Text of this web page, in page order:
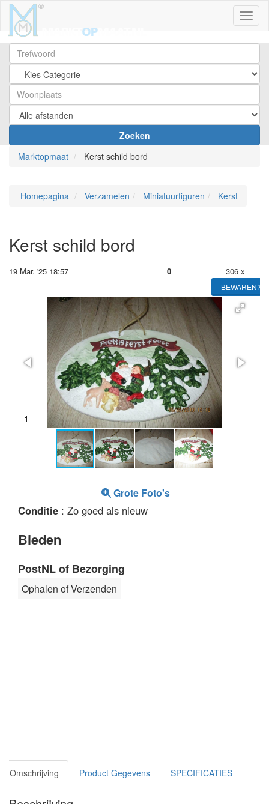
Zoeken
Marktopmaat
Kerst schild bord
Homepagina Verzamelen Miniatuurfiguren Kerst
Kerst schild bord
19 Mar. '25 18:57 0 306 x
BEWAREN?
12
Grote Foto's
Conditie : Zo goed als nieuw
Bieden
PostNL of Bezorging
Ophalen of Verzenden
Omschrijving Product Gegevens SPECIFICATIES